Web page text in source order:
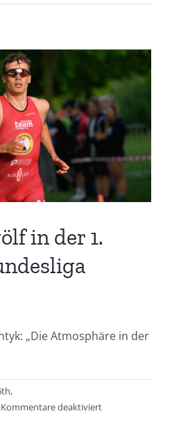
Liga-
Regionalliga-
und
Verbandsliga-
Podium
in der 1.
„Die Atmosphäre in der
Kommentare deaktiviertfür